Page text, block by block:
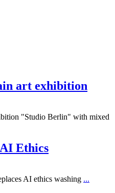
art exhibition
"Studio Berlin" with mixed
Ethics
AI ethics washing ...